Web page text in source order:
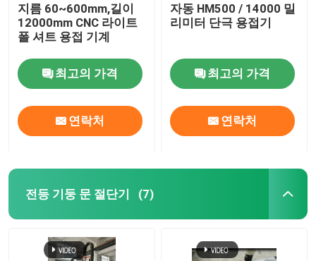
지름 60~600mm,길이
12000mm CNC 라이트
폴 셔트 용접 기계
최고의 가격
연락처
자동 HM500 / 14000 밀
리미터 단극 용접기
최고의 가격
연락처
전등 기둥 문 절단기 (7)